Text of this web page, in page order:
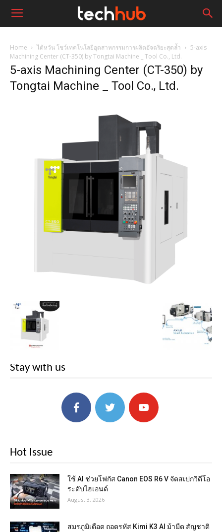
Home ไต้หวัน โชว์เทคโนโลยีอุตสาหกรรมการผลิตอัจฉริยะสุดล้ำ
5-axis
Machining Center (CT-350) by Tongtai Machine _ Tool Co., Ltd.
5-axis Machining Center (CT-350) by
Tongtai Machine _ Tool Co., Ltd.
Stay with us
Hot Issue
ใช้ AI ช่วยโฟกัส Canon EOS R6 V จัดสเปกวิดีโอ
ระดับไฮเอนด์
August 3, 2026
สมรภูมิเดือด ถอดรหัส Kimi K3 AI ม้ามืด สัญชาติ